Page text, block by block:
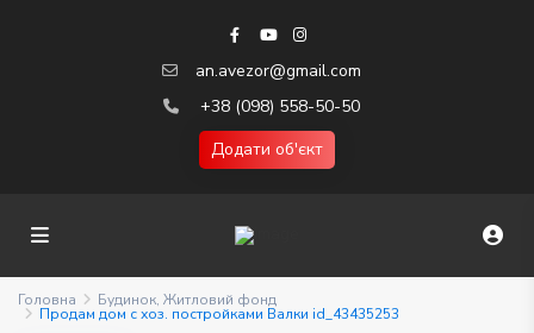
an.avezor@gmail.com
+38 (098) 558-50-50
Додати об'єкт
Головна Будинок, Житловий фонд
Продам дом с хоз. постройками Валки id_43435253